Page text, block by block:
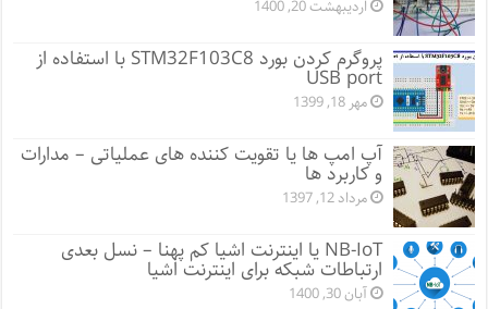
اردیبهشت 20, 1400
پروگرم کردن بورد STM32F103C8 با استفاده از
USB port
مهر 18, 1399
آپ امپ ها یا تقویت کننده های عملیاتی – مدارات
و کاربرد ها
مرداد 12, 1397
NB-IoT یا اینترنت اشیا کم پهنا – نسل بعدی
ارتباطات شبکه برای اینترنت اشیا
آبان 30, 1400